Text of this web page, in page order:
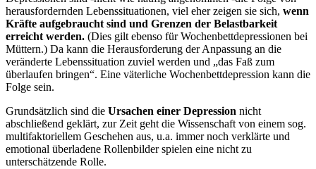
herausfordernden Lebenssituationen, viel eher zeigen sie sich, wenn
Kräfte aufgebraucht sind und Grenzen der Belastbarkeit
erreicht werden. (Dies gilt ebenso für Wochenbettdepressionen bei
Müttern.) Da kann die Herausforderung der Anpassung an die
veränderte Lebenssituation zuviel werden und „das Faß zum
überlaufen bringen“. Eine väterliche Wochenbettdepression kann die
Folge sein.
Grundsätzlich sind die Ursachen einer Depression nicht
abschließend geklärt, zur Zeit geht die Wissenschaft von einem sog.
multifaktoriellem Geschehen aus, u.a. immer noch verklärte und
emotional überladene Rollenbilder spielen eine nicht zu
unterschätzende Rolle.